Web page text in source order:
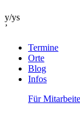
y/ys
’
Termine
Orte
Blog
Infos
Für